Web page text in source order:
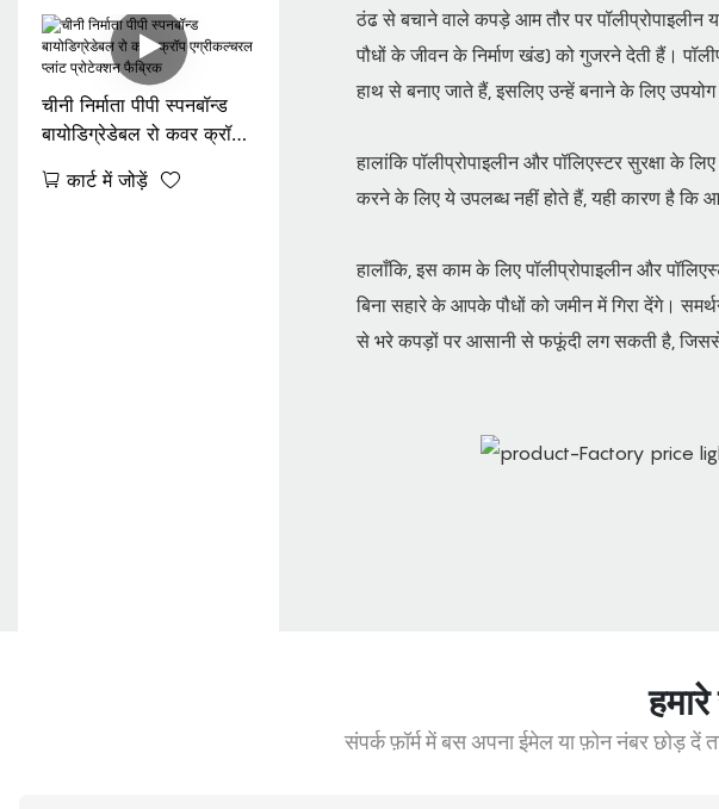
ठंढ से बचाने वाले कपड़े आम तौर पर पॉलीप्रोपाइलीन
पौधों के जीवन के निर्माण खंड) को गुजरने देती हैं।
हाथ से बनाए जाते हैं, इसलिए उन्हें बनाने के लिए
हालांकि पॉलीप्रोपाइलीन और पॉलिएस्टर सुरक्षा
करने के लिए ये उपलब्ध नहीं होते हैं, यही कारण है
हालाँकि, इस काम के लिए पॉलीप्रोपाइलीन और
बिना सहारे के आपके पौधों को जमीन में गिरा देंगे।
से भरे कपड़ों पर आसानी से फफूंदी लग सकती है,
नॉनवुवेन
चीनी निर्माता पीपी स्पनबॉन्ड
बायोडिग्रेडेबल रो कवर क्रॉप
फैब्रिककार्ट में जोड़ें
संपर्क फ़ॉर्म में बस अपना ईमेल या फ़ोन नंबर छोड़ दें